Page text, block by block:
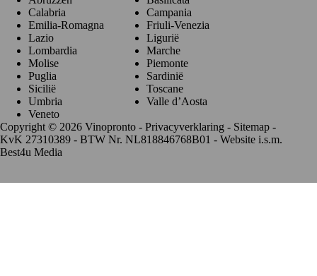
Calabria
Campania
Emilia-Romagna
Friuli-Venezia
Lazio
Ligurië
Lombardia
Marche
Molise
Piemonte
Puglia
Sardinië
Sicilië
Toscane
Umbria
Valle d’Aosta
Veneto
Copyright © 2026 Vinopronto - Privacyverklaring - Sitemap -
KvK 27310389 - BTW Nr. NL818846768B01 - Website i.s.m.
Best4u Media